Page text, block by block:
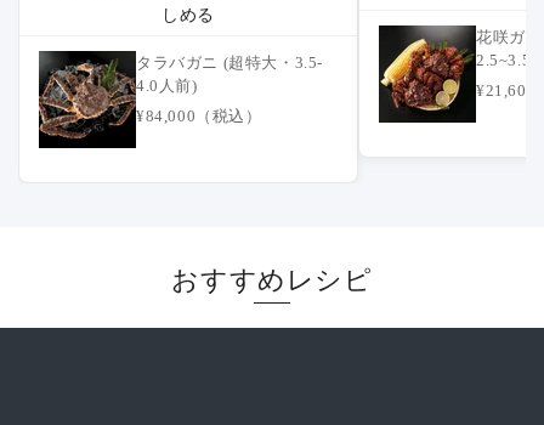
しめる
タラバガニ (超特大・3.5-
4.0人前)
¥84,000（税込）
花咲ガ
2.5~3.5
可】
¥21,600
おすすめレシピ